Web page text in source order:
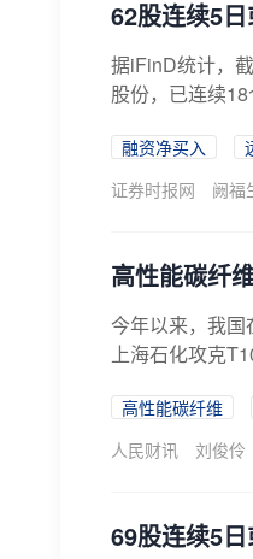
62股连续5
据iFinD统计，
股份，已连续
融资净买入
证券时报网
阙福
高性能碳纤
今年以来，我
上海石化攻克
高性能碳纤维
人民财讯
刘俊伶
69股连续5